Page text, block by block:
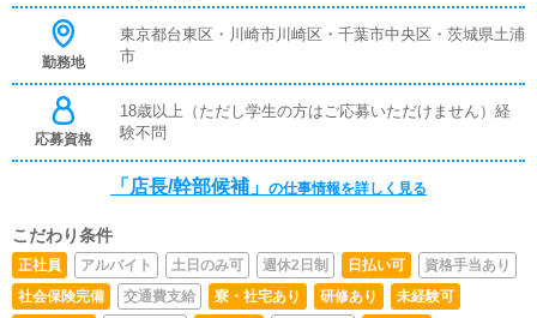
勤務地
東京都台東区・川崎市川崎区・千葉市中央区・茨城県土浦
市
応募資格
18歳以上（ただし学生の方はご応募いただけません）経
験不問
「店長/幹部候補」 の仕事情報を詳しく見る
こだわり条件
正社員 アルバイト 土日のみ可 週休2日制 日払い可
資格手当あり
社会保険完備
交通費支給 寮・社宅あり 研修あり
未経験可